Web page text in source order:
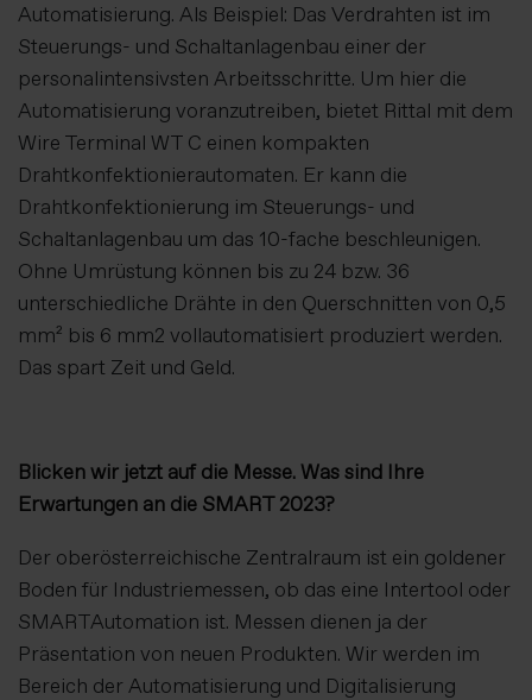
Automatisierung. Als Beispiel: Das Verdrahten ist im
Steuerungs- und Schaltanlagenbau einer der
personalintensivsten Arbeitsschritte. Um hier die
Automatisierung voranzutreiben, bietet Rittal mit dem
Wire Terminal WT C einen kompakten
Drahtkonfektionierautomaten. Er kann die
Drahtkonfektionierung im Steuerungs- und
Schaltanlagenbau um das 10-fache beschleunigen.
Ohne Umrüstung können bis zu 24 bzw. 36
unterschiedliche Drähte in den Querschnitten von 0,5
mm² bis 6 mm2 vollautomatisiert produziert werden.
Das spart Zeit und Geld.
Blicken wir jetzt auf die Messe. Was sind Ihre
Erwartungen an die SMART 2023?
Der oberösterreichische Zentralraum ist ein goldener
Boden für Industriemessen, ob das eine Intertool oder
SMARTAutomation ist. Messen dienen ja der
Präsentation von neuen Produkten. Wir werden im
Bereich der Automatisierung und Digitalisierung